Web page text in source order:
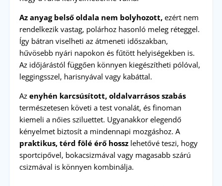
Az anyag belső oldala nem bolyhozott,ezért nem
rendelkezik vastag, polárhoz hasonló meleg réteggel.
Így bátran viselheti az átmeneti időszakban,
hűvösebb nyári napokon és fűtött helyiségekben is.
Az időjárástól függően könnyen kiegészítheti pólóval,
leggingsszel, harisnyával vagy kabáttal.
Az enyhén karcsúsított, oldalvarrásos szabás
természetesen követi a test vonalát, és finoman
kiemeli a nőies sziluettet. Ugyanakkor elegendő
kényelmet biztosít a mindennapi mozgáshoz. A
praktikus, térd fölé érő hosszlehetővé teszi, hogy
sportcipővel, bokacsizmával vagy magasabb szárú
csizmával is könnyen kombinálja.